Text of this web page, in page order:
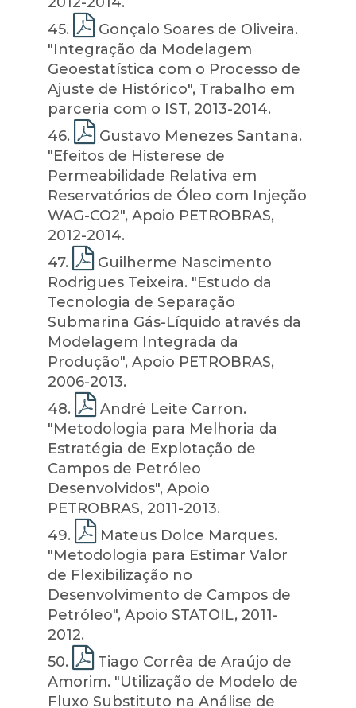
45.
Gonçalo Soares de Oliveira.
"Integração da Modelagem
Geoestatística com o Processo de
Ajuste de Histórico", Trabalho em
parceria com o IST, 2013-2014.
46.
Gustavo Menezes Santana.
"Efeitos de Histerese de
Permeabilidade Relativa em
Reservatórios de Óleo com Injeção
WAG-CO2", Apoio PETROBRAS,
2012-2014.
47.
Guilherme Nascimento
Rodrigues Teixeira. "Estudo da
Tecnologia de Separação
Submarina Gás-Líquido através da
Modelagem Integrada da
Produção", Apoio PETROBRAS,
2006-2013.
48.
André Leite Carron.
"Metodologia para Melhoria da
Estratégia de Explotação de
Campos de Petróleo
Desenvolvidos", Apoio
PETROBRAS, 2011-2013.
49.
Mateus Dolce Marques.
"Metodologia para Estimar Valor
de Flexibilização no
Desenvolvimento de Campos de
Petróleo", Apoio STATOIL, 2011-
2012.
50.
Tiago Corrêa de Araújo de
Amorim. "Utilização de Modelo de
Fluxo Substituto na Análise de